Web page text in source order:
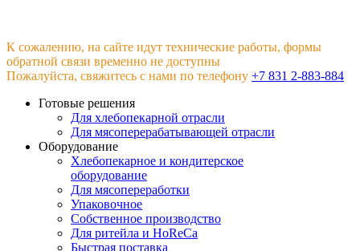
К сожалению, на сайте идут технические работы, формы
обратной связи временно не доступны
Пожалуйста, свяжитесь с нами по телефону +7 831 2-883-884
Готовые решения
Для хлебопекарной отрасли
Для мясоперерабатывающей отрасли
Оборудование
Хлебопекарное и кондитерское
оборудование
Для мясопереработки
Упаковочное
Собственное производство
Для ритейла и HoReCa
Быстрая поставка